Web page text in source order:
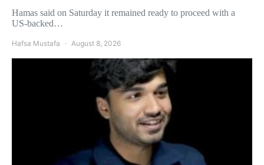
Hamas said on Saturday it remained ready to proceed with a
US-backed…
Hafsa Mustafa August 8, 2026